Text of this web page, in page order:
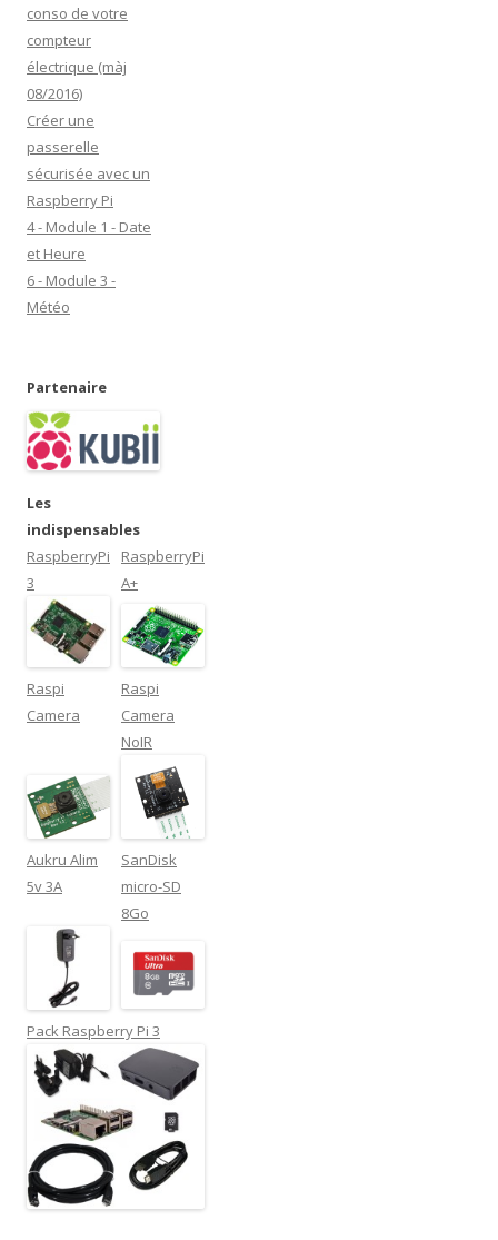
a
i
l
conso de votre
compteur
électrique (màj
08/2016)
Créer une
passerelle
sécurisée avec un
Raspberry Pi
4 - Module 1 - Date
et Heure
6 - Module 3 -
Météo
Partenaire
Les
indispensables
RaspberryPi
3
RaspberryPi
A+
Raspi
Camera
Raspi
Camera
NoIR
Aukru Alim
5v 3A
SanDisk
micro-SD
8Go
Pack Raspberry Pi 3